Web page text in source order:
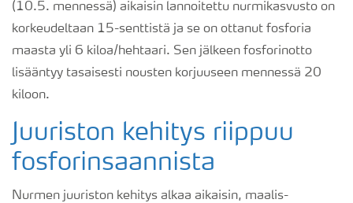
(10.5. mennessä) aikaisin lannoitettu nurmikasvusto on
korkeudeltaan 15-senttistä ja se on ottanut fosforia
maasta yli 6 kiloa/hehtaari. Sen jälkeen fosforinotto
lisääntyy tasaisesti nousten korjuuseen mennessä 20
kiloon.
Juuriston kehitys riippuu
fosforinsaannista
Nurmen juuriston kehitys alkaa aikaisin, maalis-